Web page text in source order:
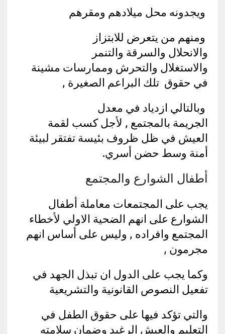
ويجدونه محل ميلادهم ومقرهم
ومنهم من يتعرض للابتزاز
والانحلال والسرقة والتنمر
والاستغلال والتحرش وممارسات مشينة
في حقوق تلك البراعم الصغيرة ,
وبالتالي ازدياد في معدل
الجريمة بالمجتمع , لأجل كسب لقمة
العيش في ظل ظروف بئيسة تفتقر لبيئة
أمنة وسط حضن أسري.
أطفال الشوارع والمجتمع
يجب على المجتمعات معاملة أطفال
الشوارع على انهم الضحية الاولي لأخطاء
المجتمع وافراده , وليس على أساس انهم
مجرمون ,
وكما يجب على الدول ان تبذل الجهد في
تفعيل النصوص القانونية والتشريعية
والتي تؤكد فيها على حقوق الطفل في
التعليم والعيش الرغيد وضمان سلامته